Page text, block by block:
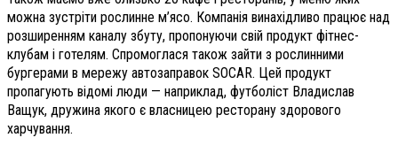
можна зустріти рослинне м’ясо. Компанія винахідливо працює над
розширенням каналу збуту, пропонуючи свій продукт фітнес-
клубам і готелям. Спромоглася також зайти з рослинними
бургерами в мережу автозаправок SOCAR. Цей продукт
пропагують відомі люди — наприклад, футболіст Владислав
Ващук, дружина якого є власницею ресторану здорового
харчування.